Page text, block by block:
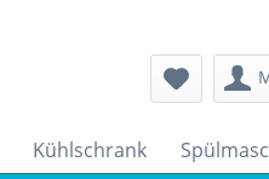
Kühlschrank